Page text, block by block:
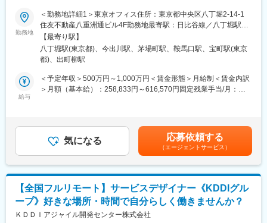
フロントエンド：TypeScript / React / Next.js / Material UI(MUI)
バックエンド：TypeScript / NestJS / 生成AI (Google Gemini等の
SDKを使用)
インフラ：AWS(ECS,EC2,PostgreSQL 等)
【共通】
コミュニケーション：Zoom,Slack
ソースコード管理：GitHub
チーム構成リードエンジニア兼バックエンドエンジニア：正社員1
名（50代前半）
フロントエンドエンジニア：正社員1名（30代前半）
インフラエンジニア：業務委託1名（30代）
デザイナー：業務委託1名（30代）
変更の範囲：会社の定める業務
■概要
当社は、「テクノロジーの発明により、人の可能性を拡張する」
というビジョンのもと、ナレッジマネジメントを主軸とした以下
の3つの事業を展開しています。
今回は、「Gyazo」および「Cosense」 を対象とした UIデザイナ
ー を募集します。「Gyazo」はユーザー数2,000万人以上、総ア
ップロード数30億以上、「Cosense」はユーザー数40万人以上、
■業務内容
他のデザイナーやエンジニアと密接に連携し、問題発見、提案、
モックアップの作成、必要であれば実装やユーザーテストまで取
るまで質の高いユーザー体験を追求することが期待されます。
■開発環境
・ソースコード管理: GitHub
勤務地
＜勤務地詳細1＞東京オフィス住所：東京都中央区八丁堀2-14-1
住友不動産八重洲通ビル4F勤務地最寄駅：日比谷線／八丁堀駅受
動喫煙対策：屋内全面禁煙＜勤務地詳細2＞京都オフィス住所：京
都府京都市上京区御所八幡町110-16 かわもとビル5F勤務地最寄
駅：地下鉄烏丸線／今出川駅受動喫煙対策：屋内全面禁煙変更の
【最寄り駅】
八丁堀駅(東京都)、今出川駅、茅場町駅、鞍馬口駅、宝町駅(東京
都)、出町柳駅
給与
＜予定年収＞500万円～1,000万円＜賃金形態＞月給制＜賃金内訳
＞月額（基本給）：258,833円～616,570円固定残業手当/月：
昇給：年1回賃金はあくまでも目安の金額であり、選考を通じて上
下する可能性があります。月給(月額)は固定手当を含めた表記で
す。
気になる 応募依頼する
（エージェントサービス）
【全国フルリモート】サービスデザイナー《KDDIグル
ープ》好きな場所・時間で自分らしく働きませんか？
ＫＤＤＩアジャイル開発センター株式会社